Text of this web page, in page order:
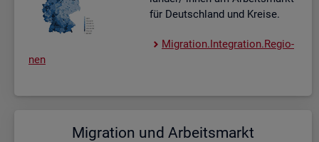
für Deutsch­land und Krei­se.
Mi­gra­ti­on.In­te­gra­ti­on.Re­gio­
nen
Mi­gra­ti­on und Ar­beits­markt